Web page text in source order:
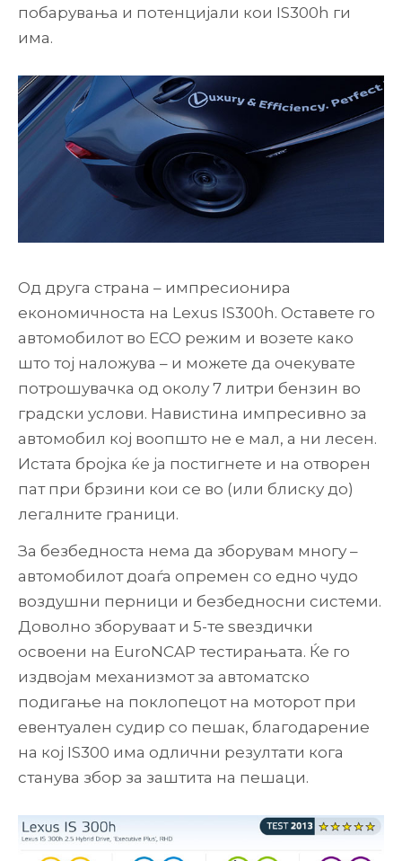
побарувања и потенцијали кои IS300h ги
има.
Од друга страна – импресионира
економичноста на Lexus IS300h. Оставете го
автомобилот во ECO режим и возете како
што тој наложува – и можете да очекувате
потрошувачка од околу 7 литри бензин во
градски услови. Навистина импресивно за
автомобил кој воопшто не е мал, а ни лесен.
Истата бројка ќе ја постигнете и на отворен
пат при брзини кои се во (или блиску до)
легалните граници.
За безбедноста нема да зборувам многу –
автомобилот доаѓа опремен со едно чудо
воздушни перници и безбедносни системи.
Доволно зборуваат и 5-те ѕвездички
освоени на EuroNCAP тестирањата. Ќе го
издвојам механизмот за автоматско
подигање на поклопецот на моторот при
евентуален судир со пешак, благодарение
на кој IS300 има одлични резултати кога
станува збор за заштита на пешаци.